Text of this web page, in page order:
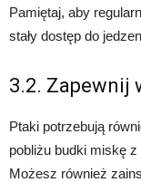
Pamiętaj, aby
stały dostęp do
3.2. Zapewnij
Ptaki potrzebują
pobliżu budki miskę z
Możesz również